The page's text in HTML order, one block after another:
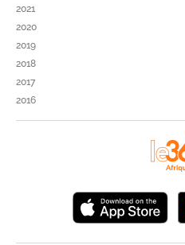
2021
2020
2019
2018
2017
2016